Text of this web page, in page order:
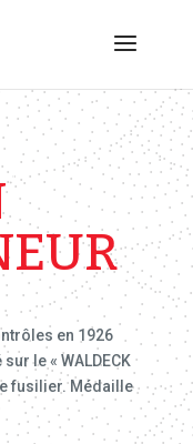
en 1926
le « WALDECK
fusilier. Médaille